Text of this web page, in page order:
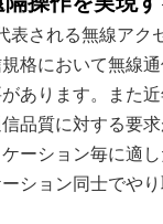
表される無線ア
格において無線
あります。また
品質に対する要
ーション毎に適
ション同士でや